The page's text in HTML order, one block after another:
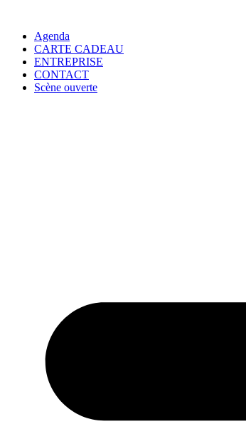
Agenda
CARTE CADEAU
ENTREPRISE
CONTACT
Scène ouverte